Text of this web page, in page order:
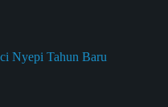
Nyepi Tahun Baru